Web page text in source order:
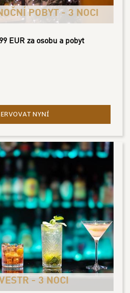
POBYT - 3 NOCI
EUR za osobu a pobyt
NYNÍ
- 3 NOCI